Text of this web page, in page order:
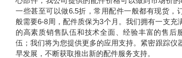
一些甚至可以做6.5折，常用配件一般都有现货，
般需要6-8周，配件质保为3个月。我们拥有一支充
的高素质销售队伍和技术全面、经验丰富的售后
伍；我们将为您提供更多的应用支持。紧密跟踪仪
早发展，不断获取推出新的配件服务支持。